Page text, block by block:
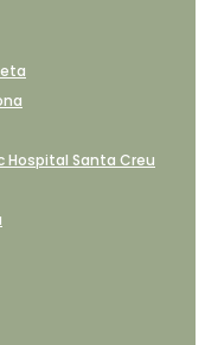
Hospital Santa Creu